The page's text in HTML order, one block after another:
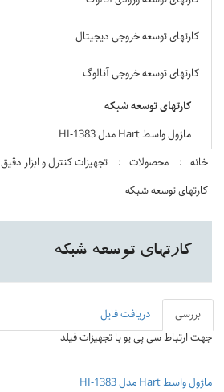
کارتهای توسعه خروجی دیجیتال
کارتهای توسعه خروجی آنالوگ
کارتهای توسعه شبکه
ماژول واسط Hart مدل HI-1383
خانه
محصولات تجهیزات کنترل و ابزار دقیق
کارتهای توسعه شبکه
کارتهای توسعه شبکه
بررسی
دریافت فایل
جهت ارتباط سی پی یو با تجهیزات فیلد
ماژول واسط Hart مدل HI-1383